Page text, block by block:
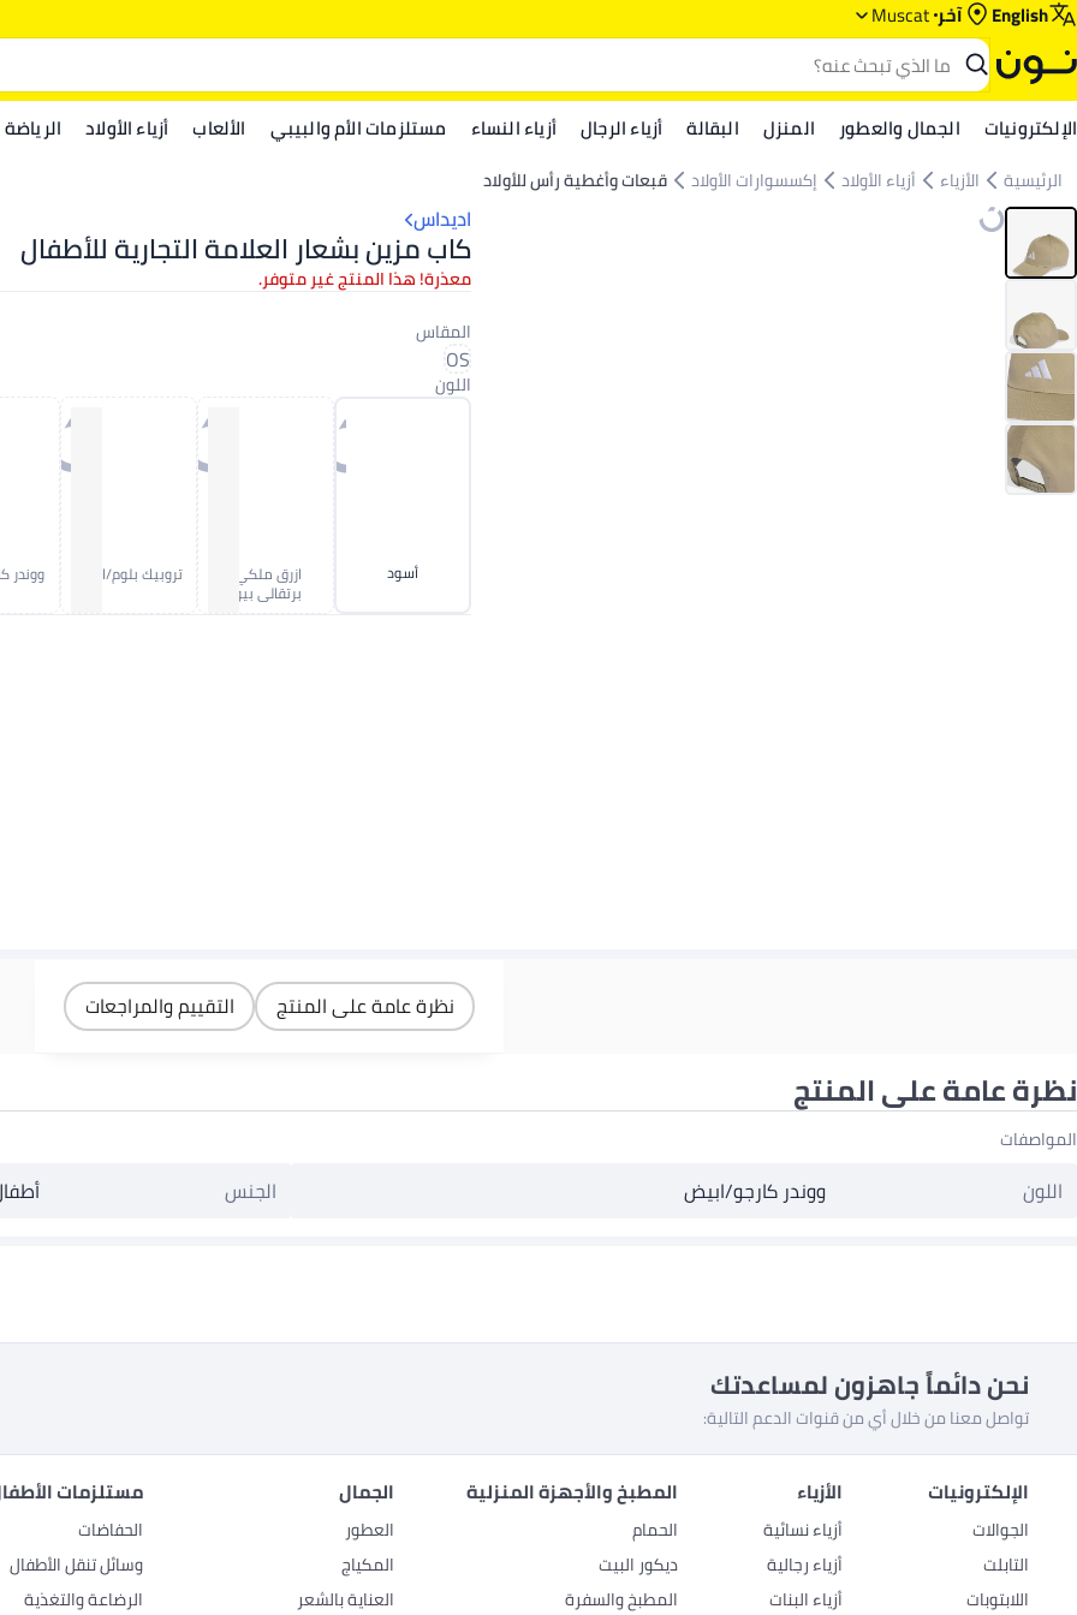
English آخر Muscat
الإلكترونيات الجمال والعطور المنزل البقالة أزياء الرجال أزياء النساء مستلزمات الأم والبيبي الألعاب أزياء الأولاد الرياضة
الرئيسية الأزياء أزياء الأولاد إكسسوارات الأولاد قبعات وأغطية رأس للأولاد
اديداس
كاب مزين بشعار العلامة التجارية للأطفال
معذرة! هذا المنتج غير متوفر.
المقاس
OS
اللون
أسود ازرق ملكي/
برتقالي بيور
تروبيك بلوم/ابيض ووندر
نظرة عامة على المنتج التقييم والمراجعات
نظرة عامة على المنتج
المواصفات
اللون ووندر كارجو/ابيض الجنس
نحن دائماً جاهزون لمساعدتك
تواصل معنا من خلال أي من قنوات الدعم التالية:
الإلكترونيات
الجوالات
التابلت
اللابتوبات
الأزياء
أزياء نسائية
أزياء رجالية
أزياء البنات
المطبخ والأجهزة المنزلية
الحمام
ديكور البيت
المطبخ والسفرة
الجمال
العطور
المكياج
العناية بالشعر
مستلزمات
الحفاضات
وسائل تنقل الأطفال
الرضاعة والتغذية